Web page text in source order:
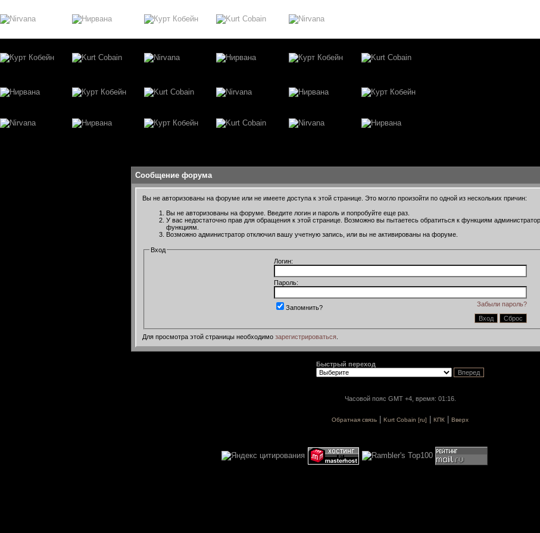
Сообщение форума
Вы не авторизованы на форуме или не имеете доступа к этой странице. Это могло произойти по одной из нескольких причин:
Вы не авторизованы на форуме. Введите логин и пароль и попробуйте еще раз.
У вас недостаточно прав для обращения к этой странице. Возможно вы пытаетесь обратиться к функциям
функциям.
Возможно администратор отключил вашу учетную запись, или вы не активированы на форуме.
Вход
Логин:
Пароль:
Забыли пароль?
Запомнить?
Для просмотра этой страницы необходимо зарегистрироваться.
Быстрый переход
Часовой пояс GMT +4, время: 01:16.
Обратная связь Kurt Cobain [ru] КПК Вверх